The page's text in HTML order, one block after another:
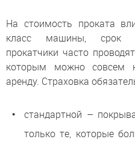
На стоимость проката
класс машины, срок
прокатчики часто
которым можно совсем
аренду. Страховка
стандартной –
только те, которые